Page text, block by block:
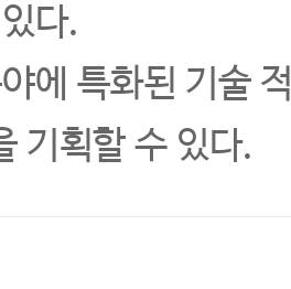
다.
에 특화된 기술
기획할 수 있다.